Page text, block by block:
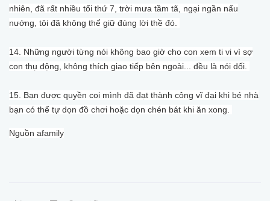
nhiên, đã rất nhiều tối thứ 7, trời mưa tầm tã, ngại ngần nấu
nướng, tôi đã không thể giữ đúng lời thề đó.
14. Những người từng nói không bao giờ cho con xem ti vi vì sợ
con thụ động, không thích giao tiếp bên ngoài... đều là nói dối.
15. Bạn được quyền coi mình đã đạt thành công vĩ đại khi bé nhà
bạn có thể tự dọn đồ chơi hoặc dọn chén bát khi ăn xong.
Nguồn afamily